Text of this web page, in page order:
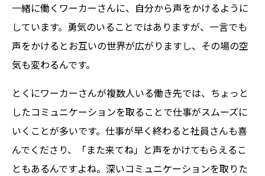
一緒に働くワーカーさんに、自分から声をかけるように
しています。勇気のいることではありますが、一言でも
声をかけるとお互いの世界が広がりますし、その場の空
気も変わるんです。
とくにワーカーさんが複数人いる働き先では、ちょっと
したコミュニケーションを取ることで仕事がスムーズに
いくことが多いです。仕事が早く終わると社員さんも喜
んでくださり、「また来てね」と声をかけてもらえるこ
ともあるんですよね。深いコミュニケーションを取りた